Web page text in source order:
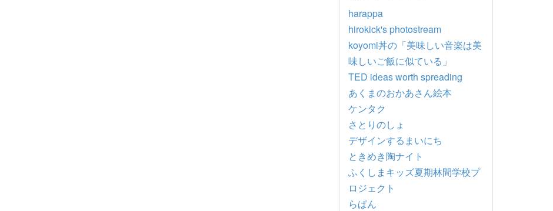
harappa
hirokick's photostream
koyomi丼の「美味しい音楽は美
味しいご飯に似ている」
TED ideas worth spreading
あくまのおかあさん絵本
ケンタク
さとりのしょ
デザインするまいにち
ときめき陶ナイト
ふくしまキッズ夏期林間学校プ
ロジェクト
らぱん